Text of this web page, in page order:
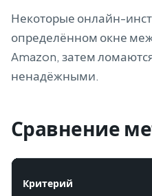
Некоторые онлайн-
определённом окне
Amazon, затем
ненадёжными.
Сравнение
Критерий